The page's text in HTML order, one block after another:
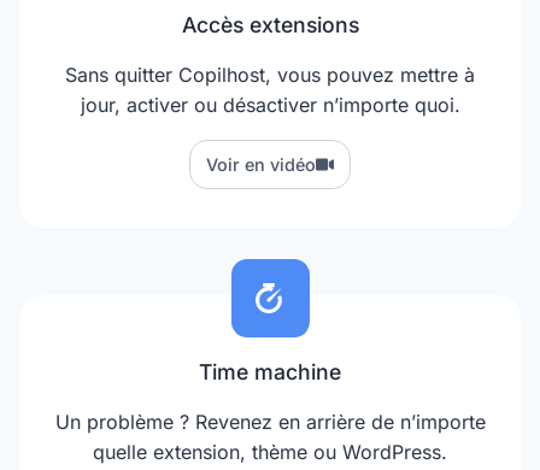
Accès extensions
Sans quitter Copilhost, vous pouvez mettre à
jour, activer ou désactiver n’importe quoi.
Voir en vidéo
Time machine
Un problème ? Revenez en arrière de n’importe
quelle extension, thème ou WordPress.